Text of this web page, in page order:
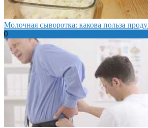
Молочная сыворотка: какова польза
0